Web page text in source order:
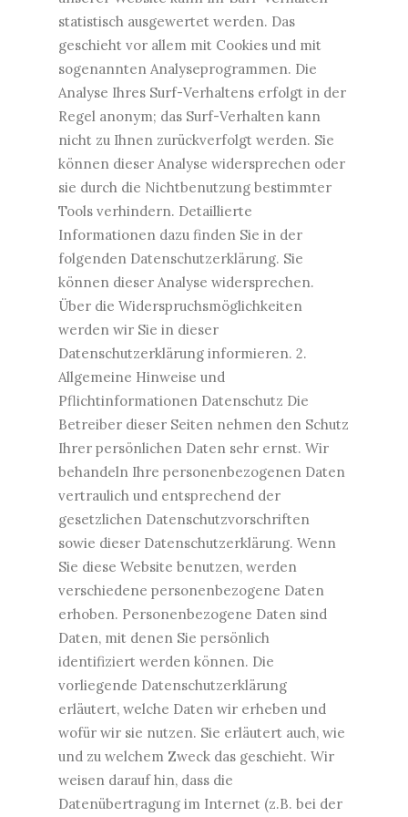
statistisch ausgewertet werden. Das
geschieht vor allem mit Cookies und mit
sogenannten Analyseprogrammen. Die
Analyse Ihres Surf-Verhaltens erfolgt in der
Regel anonym; das Surf-Verhalten kann
nicht zu Ihnen zurückverfolgt werden. Sie
können dieser Analyse widersprechen oder
sie durch die Nichtbenutzung bestimmter
Tools verhindern. Detaillierte
Informationen dazu finden Sie in der
folgenden Datenschutzerklärung. Sie
können dieser Analyse widersprechen.
Über die Widerspruchsmöglichkeiten
werden wir Sie in dieser
Datenschutzerklärung informieren. 2.
Allgemeine Hinweise und
Pflichtinformationen Datenschutz Die
Betreiber dieser Seiten nehmen den Schutz
Ihrer persönlichen Daten sehr ernst. Wir
behandeln Ihre personenbezogenen Daten
vertraulich und entsprechend der
gesetzlichen Datenschutzvorschriften
sowie dieser Datenschutzerklärung. Wenn
Sie diese Website benutzen, werden
verschiedene personenbezogene Daten
erhoben. Personenbezogene Daten sind
Daten, mit denen Sie persönlich
identifiziert werden können. Die
vorliegende Datenschutzerklärung
erläutert, welche Daten wir erheben und
wofür wir sie nutzen. Sie erläutert auch, wie
und zu welchem Zweck das geschieht. Wir
weisen darauf hin, dass die
Datenübertragung im Internet (z.B. bei der